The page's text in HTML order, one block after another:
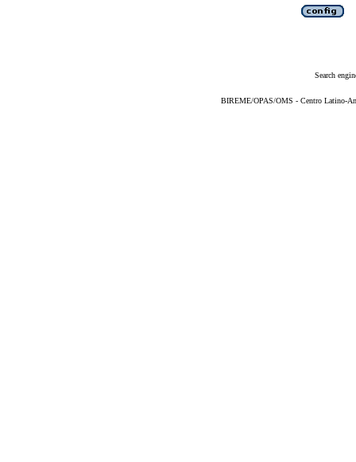
Search
BIREME/OPAS/OMS - Centro Latino-